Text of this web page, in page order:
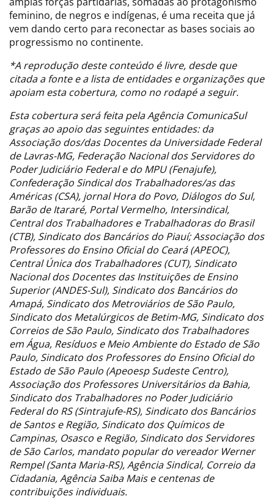
feminino, de negros e indígenas, é uma receita que já
vem dando certo para reconectar as bases sociais ao
progressismo no continente.
*A reprodução deste conteúdo é livre, desde que
citada a fonte e a lista de entidades e organizações que
apoiam esta cobertura, como no rodapé a seguir.
Esta cobertura será feita pela Agência ComunicaSul
graças ao apoio das seguintes entidades: da
Associação dos/das Docentes da Universidade Federal
de Lavras-MG, Federação Nacional dos Servidores do
Poder Judiciário Federal e do MPU (Fenajufe),
Confederação Sindical dos Trabalhadores/as das
Américas (CSA), jornal Hora do Povo, Diálogos do Sul,
Barão de Itararé, Portal Vermelho, Intersindical,
Central dos Trabalhadores e Trabalhadoras do Brasil
(CTB), Sindicato dos Bancários do Piauí; Associação dos
Professores do Ensino Oficial do Ceará (APEOC),
Central Única dos Trabalhadores (CUT), Sindicato
Nacional dos Docentes das Instituições de Ensino
Superior (ANDES-Sul), Sindicato dos Bancários do
Amapá, Sindicato dos Metroviários de São Paulo,
Sindicato dos Metalúrgicos de Betim-MG, Sindicato dos
Correios de São Paulo, Sindicato dos Trabalhadores
em Água, Resíduos e Meio Ambiente do Estado de São
Paulo, Sindicato dos Professores do Ensino Oficial do
Estado de São Paulo (Apeoesp Sudeste Centro),
Associação dos Professores Universitários da Bahia,
Sindicato dos Trabalhadores no Poder Judiciário
Federal do RS (Sintrajufe-RS), Sindicato dos Bancários
de Santos e Região, Sindicato dos Químicos de
Campinas, Osasco e Região, Sindicato dos Servidores
de São Carlos, mandato popular do vereador Werner
Rempel (Santa Maria-RS), Agência Sindical, Correio da
Cidadania, Agência Saiba Mais e centenas de
contribuições individuais.